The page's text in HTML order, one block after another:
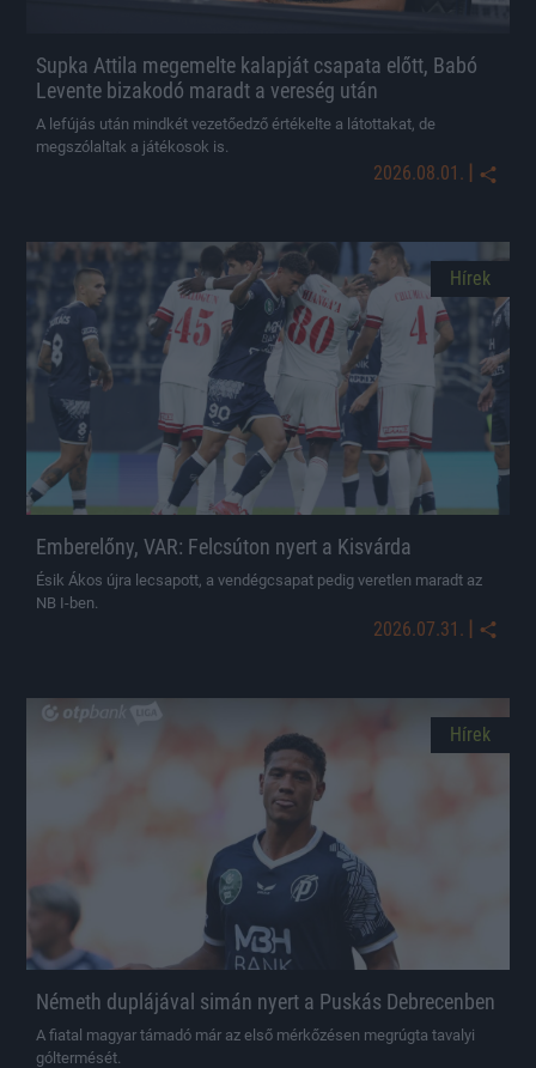
Supka Attila megemelte kalapját csapata előtt, Babó
Levente bizakodó maradt a vereség után
A lefújás után mindkét vezetőedző értékelte a látottakat, de
megszólaltak a játékosok is.
2026.08.01. |
Hírek
Emberelőny, VAR: Felcsúton nyert a Kisvárda
Ésik Ákos újra lecsapott, a vendégcsapat pedig veretlen maradt az
NB I-ben.
2026.07.31. |
Hírek
Németh duplájával simán nyert a Puskás Debrecenben
A fiatal magyar támadó már az első mérkőzésen megrúgta tavalyi
góltermését.